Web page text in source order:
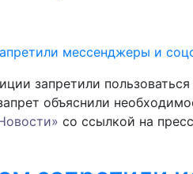
запретили
объяснили
со ссылкой на